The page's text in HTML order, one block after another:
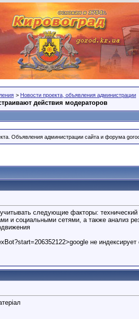
> Новости проекта, объявления администрации
действия модераторов
Объявления администрации сайта и форума
следующие факторы:
и социальными сетями, а также анализ
не индексирует